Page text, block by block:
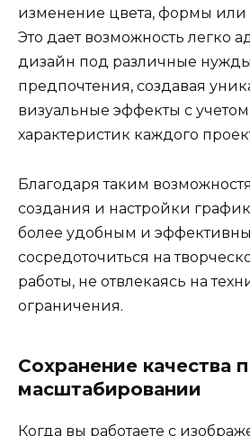
изменение цвета, формы или
Это дает возможность легко
дизайн под различные
предпочтения, создавая
визуальные эффекты с
характеристик каждого
Благодаря таким
создания и настройки
более удобным и
сосредоточиться на
работы, не отвлекаясь на
ограничения.
Сохранение качества
масштабировании
Когда вы работаете с